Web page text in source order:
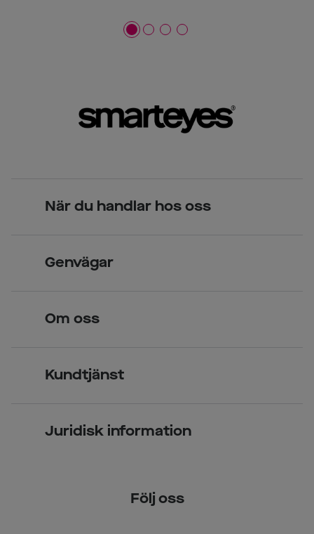
När du handlar hos oss
Över 70 butiker
Genvägar
Kontaktlinser
Om oss
Kundtjänst
Juridisk information
Följ oss